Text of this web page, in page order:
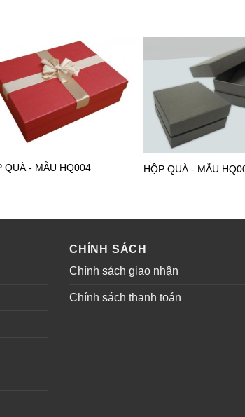
QUÀ - MẪU HQ004 HỘP QUÀ - MẪU
CHÍNH SÁCH
Chính sách giao nhận
Chính sách thanh toán